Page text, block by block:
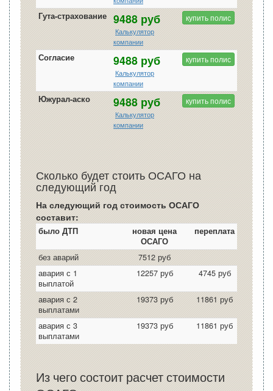
Гута-страхование 9488 руб
Калькулятор
компании
купить полис
Согласие 9488 руб
Калькулятор
компании
купить полис
Южурал-аско 9488 руб
Калькулятор
компании
купить полис
Сколько будет стоить ОСАГО на
следующий год
На следующий год стоимость ОСАГО
составит:
было ДТП
новая цена
ОСАГО
переплата
без аварий
7512 руб
авария с 1
выплатой
12257 руб 4745 руб
авария с 2
выплатами
19373 руб 11861 руб
авария с 3
выплатами
19373 руб 11861 руб
Из чего состоит расчет стоимости